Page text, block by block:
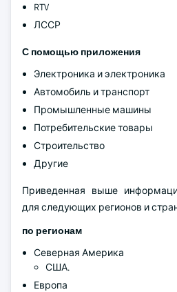
RTV
ЛССР
С помощью приложения
Электроника и электроника
Автомобиль и транспорт
Промышленные машины
Потребительские товары
Строительство
Другие
Приведенная выше
для следующих регионов и
по регионам
Северная Америка
США.
Европа